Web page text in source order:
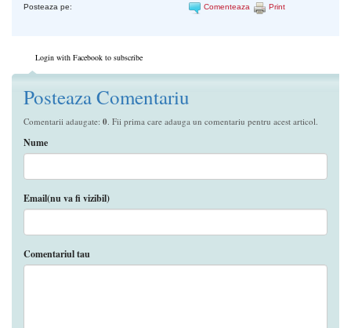
Posteaza pe: Comenteaza Print
Login with Facebook to subscribe
Posteaza Comentariu
Comentarii adaugate: 0. Fii prima care adauga un comentariu pentru acest articol.
Nume
Email(nu va fi vizibil)
Comentariul tau